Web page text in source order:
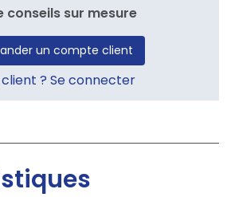
conseils sur mesure
un compte client
client ? Se connecter